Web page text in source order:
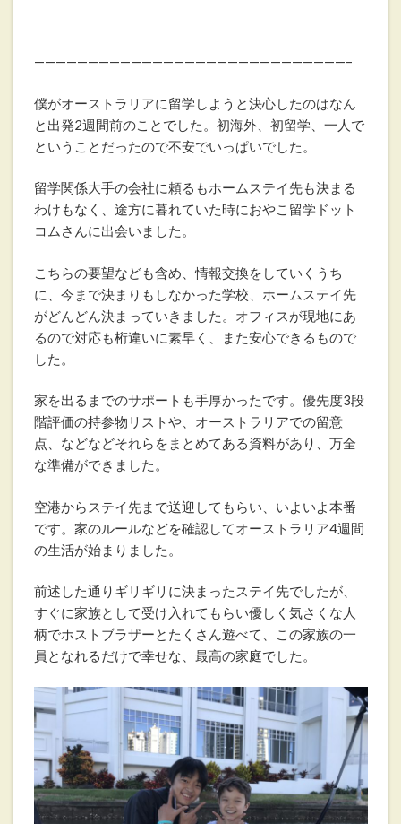
—————————————————————————————–
僕がオーストラリアに留学しようと決心したのはなん
と出発2週間前のことでした。初海外、初留学、一人で
ということだったので不安でいっぱいでした。
留学関係大手の会社に頼るもホームステイ先も決まる
わけもなく、途方に暮れていた時におやこ留学ドット
コムさんに出会いました。
こちらの要望なども含め、情報交換をしていくうち
に、今まで決まりもしなかった学校、ホームステイ先
がどんどん決まっていきました。オフィスが現地にあ
るので対応も桁違いに素早く、また安心できるもので
した。
家を出るまでのサポートも手厚かったです。優先度3段
階評価の持参物リストや、オーストラリアでの留意
点、などなどそれらをまとめてある資料があり、万全
な準備ができました。
空港からステイ先まで送迎してもらい、いよいよ本番
です。家のルールなどを確認してオーストラリア4週間
の生活が始まりました。
前述した通りギリギリに決まったステイ先でしたが、
すぐに家族として受け入れてもらい優しく気さくな人
柄でホストブラザーとたくさん遊べて、この家族の一
員となれるだけで幸せな、最高の家庭でした。